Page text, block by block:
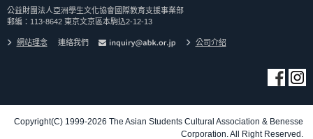
公益財團法人亞洲學生文化協會國際教育支援事業部
郵編：113-8642 東京文京區本駒込2-12-13
網站理念 連絡我們 公司介紹
Copyright(C) 1999-2026 The Asian Students Cultural Association & Benesse
Corporation. All Right Reserved.